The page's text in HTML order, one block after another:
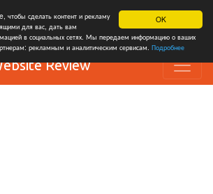
OK
сделать контент и рекламу
для вас, дать вам
в социальных сетях. Мы передаем информацию о ваших
рекламным и аналитическим сервисам. Подробнее
Review